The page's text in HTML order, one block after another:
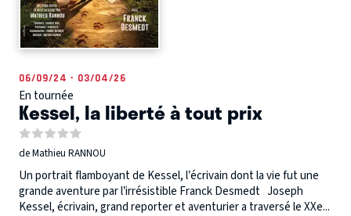
06/09/24 - 03/04/26
En tournée
Kessel, la liberté à tout prix
de Mathieu RANNOU
Un portrait flamboyant de Kessel, l’écrivain dont la vie fut une
grande aventure par l’irrésistible Franck Desmedt Joseph
Kessel, écrivain, grand reporter et aventurier a traversé le XXe...